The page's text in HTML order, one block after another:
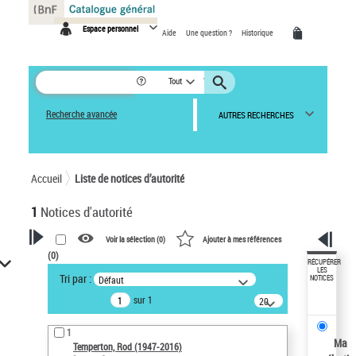
Espace personnel Aide Une question ? Historique
Tout
Recherche avancée AUTRES RECHERCHES
Accueil Liste de notices d’autorité
1 Notices d'autorité
VOTRE RECHERCHE
Recherche avancée dans les
notices d’autorité
Œuvres liées à l'auteur :
Temperton, Rod (1947-2016)
Voir la sélection (0) Ajouter à mes références
(0)
Tri par : Défaut
sur 1
20
résultats/page
1
Temperton, Rod (1947-2016)
RÉCUPÉRER
LES
NOTICES
Ma
Panneau de gestion des cookies